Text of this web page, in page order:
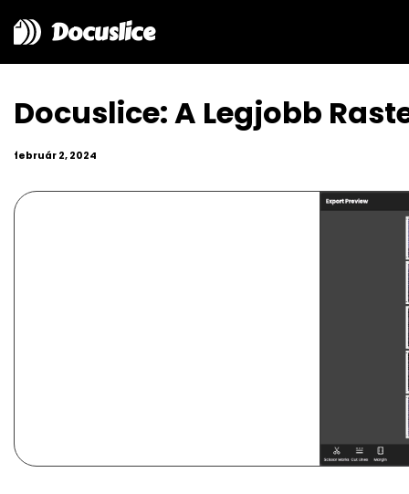
Docuslice
Docuslice: A Legjobb
február 2, 2024